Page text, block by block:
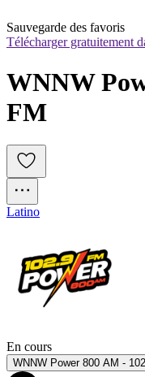
Sauvegarde des favoris
Télécharger gratuitement
WNNW
FM
Latino
En cours
WNNW Power 800 AM -